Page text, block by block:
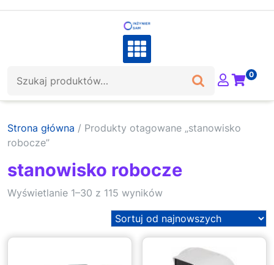
0
Strona główna / Produkty otagowane „stanowisko
robocze”
stanowisko robocze
Wyświetlanie 1–30 z 115 wynikówSorted
latest